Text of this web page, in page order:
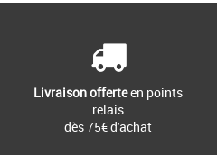
Livraison offerteen points
relais
dès 75€ d'achat